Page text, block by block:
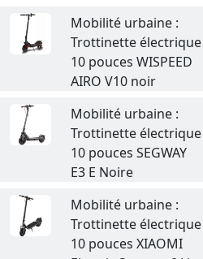
Mobilité urbaine :
Trottinette électrique
10 pouces WISPEED
AIRO V10 noir
Mobilité urbaine :
Trottinette électrique
10 pouces SEGWAY
E3 E Noire
Mobilité urbaine :
Trottinette électrique
10 pouces XIAOMI